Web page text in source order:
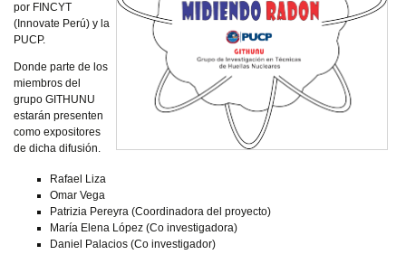
por FINCYT
(Innovate Perú) y la
PUCP.
Donde parte de los
miembros del
grupo GITHUNU
estarán presenten
como expositores
de dicha difusión.
Rafael Liza
Omar Vega
Patrizia Pereyra (Coordinadora del proyecto)
María Elena López (Co investigadora)
Daniel Palacios (Co investigador)